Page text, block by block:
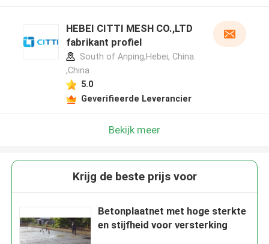
HEBEI CITTI MESH CO.,LTD
fabrikant profiel
South of Anping,Hebei, China.
,China
5.0
Geverifieerde Leverancier
Bekijk meer
Krijg de beste prijs voor
Betonplaatnet met hoge sterkte
en stijfheid voor versterking